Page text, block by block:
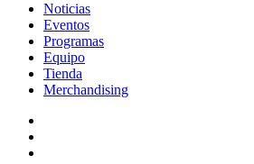
Noticias
Eventos
Programas
Equipo
Tienda
Merchandising